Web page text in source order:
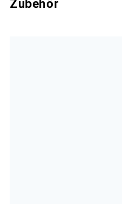
Zubehör